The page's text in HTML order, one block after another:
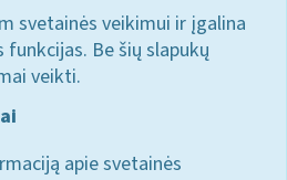
svetainės veikimui ir įgalina
Be šių slapukų
veikti.
apie svetainės